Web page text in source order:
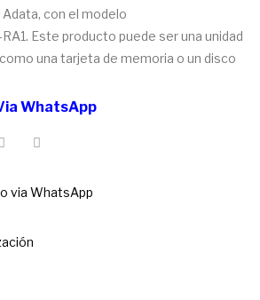
con el modelo
RA1. Este producto puede ser una unidad
una tarjeta de memoria o un disco
WhatsApp
via WhatsApp